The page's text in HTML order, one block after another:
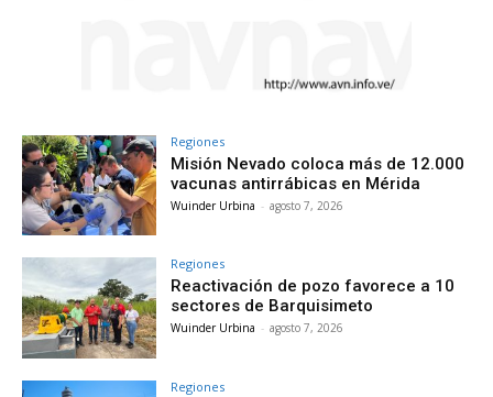
Regiones
Misión Nevado coloca más de 12.000
vacunas antirrábicas en Mérida
Wuinder Urbina - agosto 7, 2026
Regiones
Reactivación de pozo favorece a 10
sectores de Barquisimeto
Wuinder Urbina - agosto 7, 2026
Regiones